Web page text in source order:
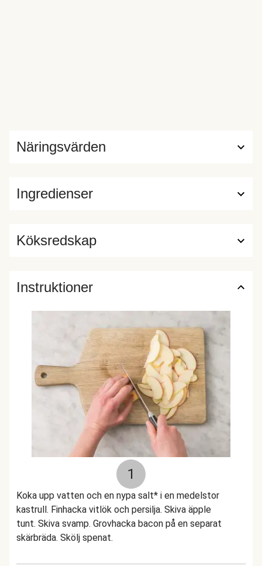
Ingredienser
Näringsvärden
Köksredskap
Instruktioner
1
Koka upp vatten och en nypa salt* i en medelstor
kastrull. Finhacka vitlök och persilja. Skiva äpple
tunt. Skiva svamp. Grovhacka bacon på en separat
skärbräda. Skölj spenat.